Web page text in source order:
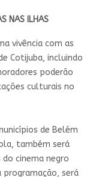
NAS ILHAS
vivência com as
Cotijuba, incluindo
poderão
culturais no
de Belém
também será
cinema negro
programação, será